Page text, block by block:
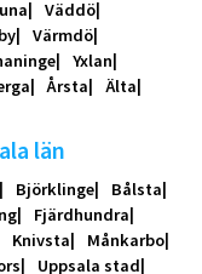
Väddö
Värmdö
Yxlan
Årsta
Älta
län
Björklinge
Bålsta
Fjärdhundra
Knivsta
Månkarbo
Uppsala stad